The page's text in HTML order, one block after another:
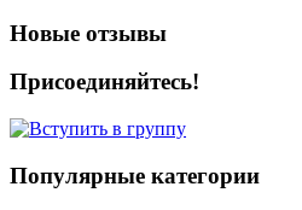
Новые отзывы
Присоединяйтесь!
Популярные категории